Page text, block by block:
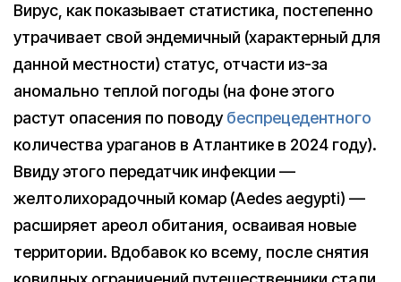
Вирус, как показывает статистика, постепенно
утрачивает свой эндемичный (характерный для
данной местности) статус, отчасти из-за
аномально теплой погоды (на фоне этого
растут опасения по поводубеспрецедентного
количества ураганов в Атлантике в 2024 году).
Ввиду этого передатчик инфекции —
желтолихорадочный комар (Aedes aegypti) —
расширяет ареол обитания, осваивая новые
территории. Вдобавок ко всему, после снятия